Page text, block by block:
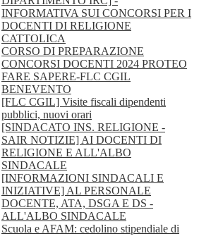
INFORMATIVA SUI CONCORSI PER I
DOCENTI DI RELIGIONE
CATTOLICA
CORSO DI PREPARAZIONE
CONCORSI DOCENTI 2024 PROTEO
FARE SAPERE-FLC CGIL
BENEVENTO
[FLC CGIL] Visite fiscali dipendenti
pubblici, nuovi orari
[SINDACATO INS. RELIGIONE -
SAIR NOTIZIE] AI DOCENTI DI
RELIGIONE E ALL'ALBO
SINDACALE
[INFORMAZIONI SINDACALI E
INIZIATIVE] AL PERSONALE
DOCENTE, ATA, DSGA E DS -
ALL'ALBO SINDACALE
Scuola e AFAM: cedolino stipendiale di